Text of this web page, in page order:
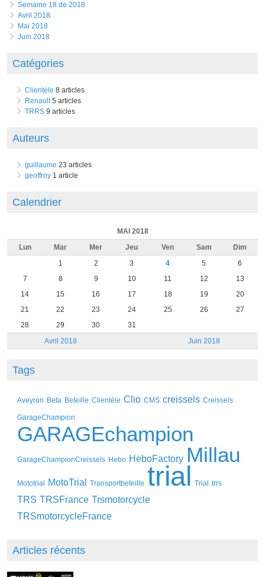
Semaine 18 de 2018
avril 2018
mai 2018
juin 2018
Catégories
Clientèle 8 articles
Renault5 articles
TRRS 9 articles
Auteurs
guillaume 23 articles
geoffroy 1 article
Calendrier
MAI 2018
Lun
Mar Mer Jeu Ven Sam Dim
Avril 2018 Juin 2018
1 2 3 4 5
6
7
8 9 10 11 12
13
14
15 16 17 18 19
20
21
22 23 24 25 26
27
28
29 30 31
Tags
Aveyron Beta Beteille Clientèle Clio CMS creissels Creissels
GarageChampion
GARAGEchampion
GarageChampionCreissels Hebo HeboFactory Millau
Mototrial MotoTrial Transportbeteille trial Trial trrs
TRS TRSFrance Trsmotorcycle
TRSmotorcycleFrance
Articles récents